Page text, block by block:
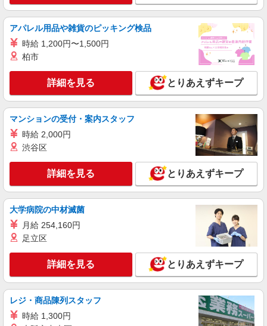
八代市＊デイサービスでリハビリ補助や送迎
など＼AT限定可／
時給1450円〜2062円 ＜日払い有/週払い有/交
通費全支給(ガソリン代含む)＞
キープ 詳細を見る
派遣社員
株式会社kotrio /●KM-H-2068538
NEW
八代市のデイサービス♪日勤のみ！残業ゼロ
時給1450円〜2062円 ＜日払い有/週払い有/交
通費全支給(ガソリン代含む)＞
八代市内
キープ 詳細を見る
派遣社員
株式会社kotrio /●KM-H-2161067
NEW
八代市≫デイサービスで送迎や介助等＊運転
が好きな方歓迎
時給1450円〜2062円 ＜日払い有/週払い有/交
通費全支給(ガソリン代含む)＞
アパレル用品や雑貨のピッキング検品
時給 1,200円〜1,500円
柏市
詳細を見る とりあえずキープ
マンションの受付・案内スタッフ
時給 2,000円
渋谷区
詳細を見る とりあえずキープ
大学病院の中材滅菌
月給 254,160円
足立区
詳細を見る とりあえずキープ
レジ・商品陳列スタッフ
時給 1,300円